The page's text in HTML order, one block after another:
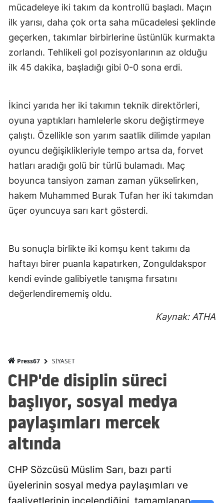
mücadeleye iki takım da kontrollü başladı. Maçın
ilk yarısı, daha çok orta saha mücadelesi şeklinde
geçerken, takımlar birbirlerine üstünlük kurmakta
zorlandı. Tehlikeli gol pozisyonlarının az olduğu
ilk 45 dakika, başladığı gibi 0-0 sona erdi.
İkinci yarıda her iki takımın teknik direktörleri,
oyuna yaptıkları hamlelerle skoru değiştirmeye
çalıştı. Özellikle son yarım saatlik dilimde yapılan
oyuncu değişiklikleriyle tempo artsa da, forvet
hatları aradığı golü bir türlü bulamadı. Maç
boyunca tansiyon zaman zaman yükselirken,
hakem Muhammed Burak Tufan her iki takımdan
üçer oyuncuya sarı kart gösterdi.
Bu sonuçla birlikte iki komşu kent takımı da
haftayı birer puanla kapatırken, Zonguldakspor
kendi evinde galibiyetle tanışma fırsatını
değerlendirememiş oldu.
Kaynak: ATHA
Press67 SİYASET
CHP'de disiplin süreci
başlıyor, sosyal medya
paylaşımları mercek
altında
CHP Sözcüsü Müslim Sarı, bazı parti
üyelerinin sosyal medya paylaşımları ve